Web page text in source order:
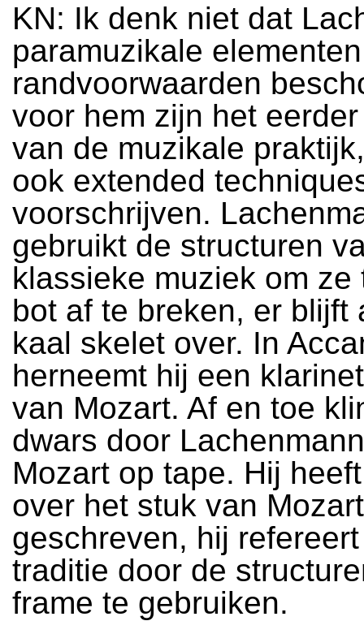
KN: Ik denk niet dat
paramuzikale
randvoorwaarden
voor hem zijn het
van de muzikale
ook extended
voorschrijven.
gebruikt de structuren
klassieke muziek om ze
bot af te breken, er blijft
kaal skelet over. In
herneemt hij een
van Mozart. Af en toe
dwars door
Mozart op tape. Hij
over het stuk van
geschreven, hij
traditie door de
frame te gebruiken.